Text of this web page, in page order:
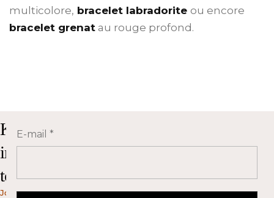
multicolore, bracelet labradorite ou encore
bracelet grenat au rouge profond.
Keep
in
touch!
Join
E-mail *